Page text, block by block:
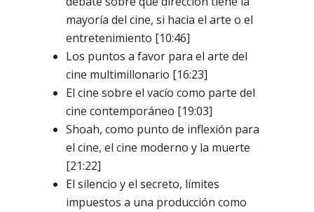
mayoría del cine, si hacia el arte o el
entretenimiento [10:46]
Los puntos a favor para el arte del
cine multimillonario [16:23]
El cine sobre el vacío como parte del
cine contemporáneo [19:03]
Shoah, como punto de inflexión para
el cine, el cine moderno y la muerte
[21:22]
El silencio y el secreto, límites
impuestos a una producción como